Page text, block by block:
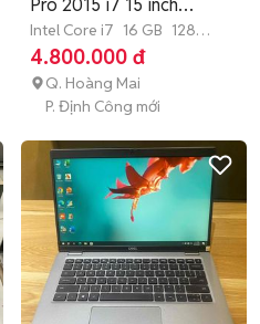
Pro 2015 i7 15 inch
16GB/128GB
Intel Core i7 16 GB 128
GB SSD
4.800.000 đ
Q. Hoàng Mai
P. Định Công mới